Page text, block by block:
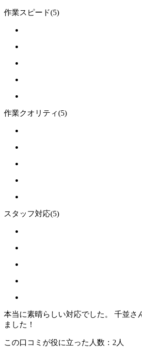
作業スピード(5)
作業クオリティ(5)
スタッフ対応(5)
本当に素晴らしい対応でした。 千並さ
ました！
この口コミが役に立った人数：2人